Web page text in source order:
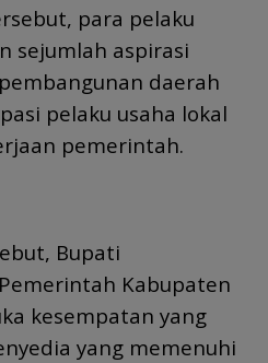
para pelaku
sejumlah aspirasi
daerah
pelaku usaha lokal
pemerintah.
Bupati
Kabupaten
kesempatan yang
yang memenuhi